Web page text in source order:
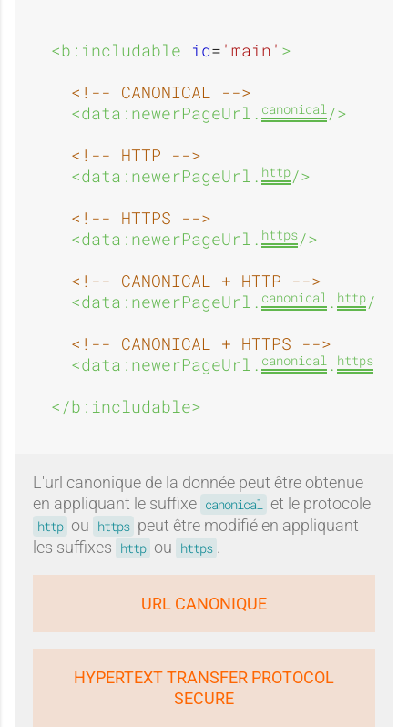
<b:includable id= 'main' >
<!-- CANONICAL -->
<data:newerPageUrl. canonical/>
<!-- HTTP -->
<data:newerPageUrl. http/>
<!-- HTTPS -->
<data:newerPageUrl. https/>
<!-- CANONICAL + HTTP -->
<data:newerPageUrl. canonical . http/>
<!-- CANONICAL + HTTPS -->
<data:newerPageUrl. canonical . https
</b:includable>
L'url canonique de la donnée peut être obtenue
en appliquant le suffixe canonical et le protocole
http ou https peut être modifié en appliquant
les suffixes http ou https .
URL CANONIQUE
HYPERTEXT TRANSFER PROTOCOL
SECURE